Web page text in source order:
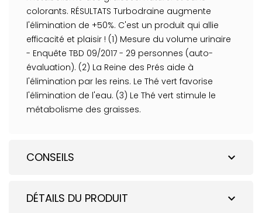
colorants. RÉSULTATS Turbodraine augmente
l'élimination de +50%. C'est un produit qui allie
efficacité et plaisir ! (1) Mesure du volume urinaire
- Enquête TBD 09/2017 - 29 personnes (auto-
évaluation). (2) La Reine des Prés aide à
l'élimination par les reins. Le Thé vert favorise
l'élimination de l'eau. (3) Le Thé vert stimule le
métabolisme des graisses.
expand_more
CONSEILS
expand_more
DÉTAILS DU PRODUIT